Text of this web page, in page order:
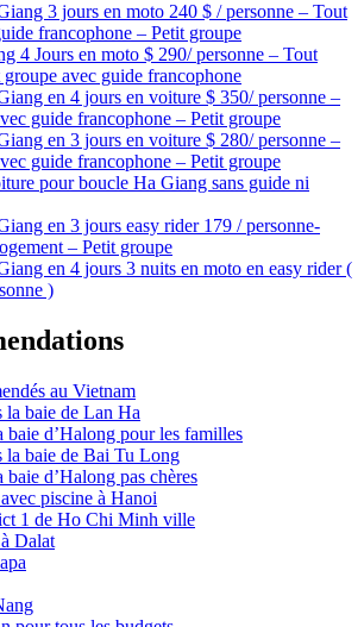
3 jours en moto 240 $ / personne – Tout
francophone – Petit groupe
4 Jours en moto $ 290/ personne – Tout
avec guide francophone
en 4 jours en voiture $ 350/ personne –
guide francophone – Petit groupe
en 3 jours en voiture $ 280/ personne –
guide francophone – Petit groupe
pour boucle Ha Giang sans guide ni
en 3 jours easy rider 179 / personne-
– Petit groupe
en 4 jours 3 nuits en moto en easy rider (
)
au Vietnam
la baie de Lan Ha
baie d’Halong pour les familles
la baie de Bai Tu Long
baie d’Halong pas chères
piscine à Hanoi
1 de Ho Chi Minh ville
Dalat